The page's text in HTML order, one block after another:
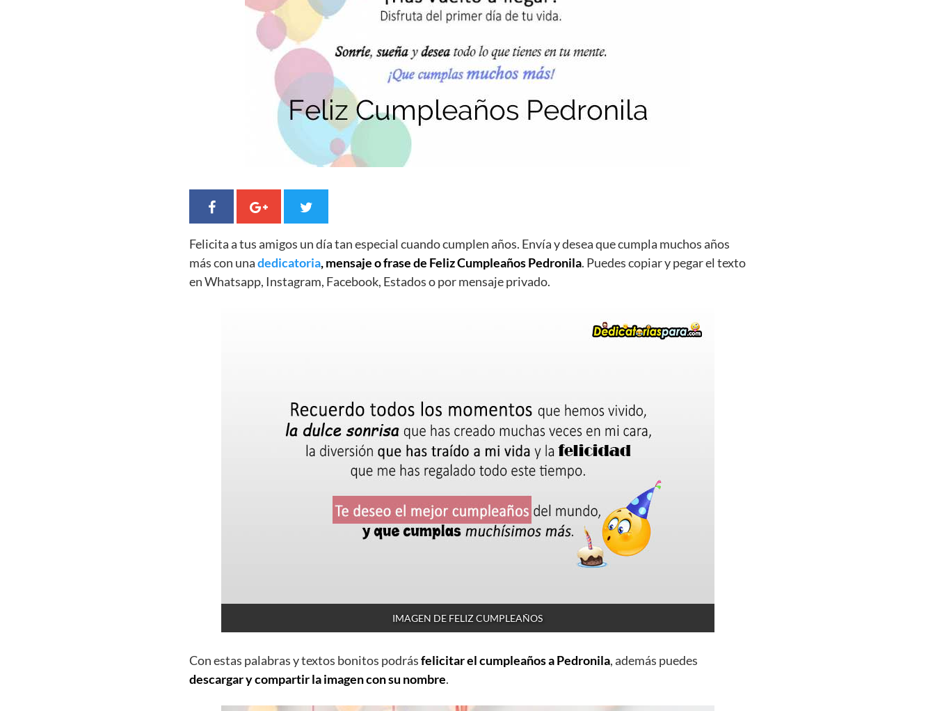
Felicita a tus amigos un día tan especial cuando cumplen años. Envía y desea que cumpla muchos años
más con unadedicatoria, mensaje o frase de Feliz Cumpleaños Pedronila. Puedes copiar y pegar el texto
en Whatsapp, Instagram, Facebook, Estados o por mensaje privado.
IMAGEN DE FELIZ CUMPLEAÑOS
Con estas palabras y textos bonitos podrásfelicitar el cumpleaños a Pedronila, además puedes
descargar y compartir la imagen con su nombre.